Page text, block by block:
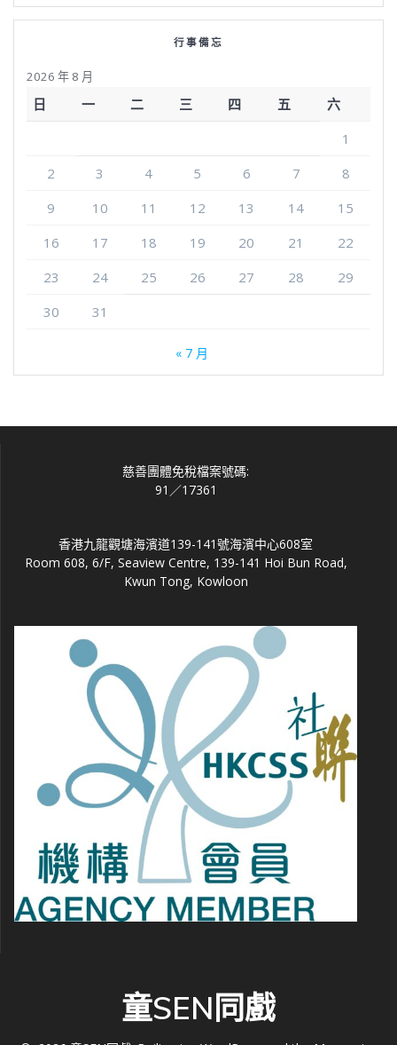
行事備忘
2026 年 8 月
日 一 二 三 四 五
六
1
2
3 4 5 6 7
8
9
10 11 12 13 14
15
16
17 18 19 20 21
22
23
24 25 26 27 28
29
30
31
« 7 月
慈善團體免稅檔案號碼:
91／17361
香港九龍觀塘海濱道139-141號海濱中心608室
Room 608, 6/F, Seaview Centre, 139-141 Hoi Bun Road,
Kwun Tong, Kowloon
童SEN同戲